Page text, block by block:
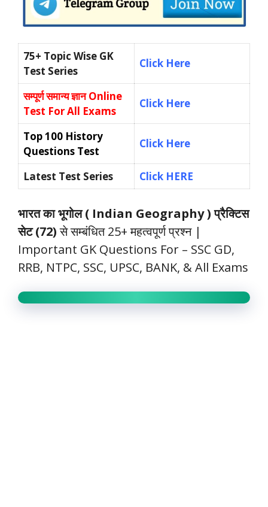
75+ Topic Wise GK
Test Series
Click Here
सम्पूर्ण समान्य ज्ञानOnline
Test For All Exams
Click Here
Top 100 History
Questions Test
Click Here
Latest Test Series Click HERE
भारत का भूगोल ( Indian Geography ) प्रैक्टिस
सेट (72)से सम्बंधित 25+ महत्वपूर्ण प्रश्न |
Important GK Questions For – SSC GD,
RRB, NTPC, SSC, UPSC, BANK, & All Exams